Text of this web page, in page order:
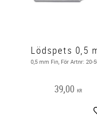
39,00 KR